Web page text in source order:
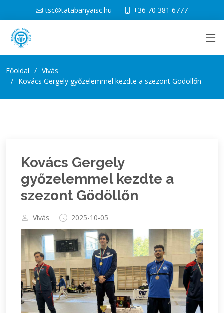
tsc@tatabanyaisc.hu +36 70 381 6777
Főoldal
Vívás
Kovács Gergely győzelemmel kezdte a szezont Gödöllőn
Kovács Gergely
győzelemmel kezdte a
szezont Gödöllőn
Vívás 2025-10-05